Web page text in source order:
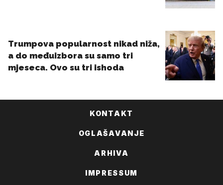
KONTAKT
OGLAŠAVANJE
ARHIVA
IMPRESSUM